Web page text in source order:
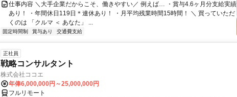
仕事内容 ＼大手企業だからこそ、働きやすい／ 例えば… ・賞与4.6ヶ月分支給実績
あり！ ・年間休日119日＊連休あり！ ・月平均残業時間15時間！ ＼ 買っていただ
くのは 「クルマ ＜ あなた」 ...
固定時間制 賞与あり 交通費支給
正社員
戦略コンサルタント
株式会社ココエ
年俸6,000,000円～25,000,000円
フルリモート